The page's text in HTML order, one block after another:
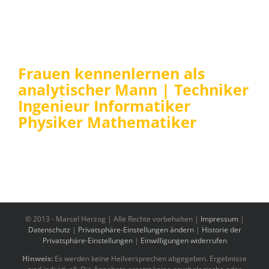
Frauen kennenlernen als
analytischer Mann | Techniker
Ingenieur Informatiker
Physiker Mathematiker
© 2013 - Marcel Herzog | Alle Rechte vorbehalten | Impressum |
Datenschutz | Privatsphäre-Einstellungen ändern| Historie der
Privatsphäre-Einstellungen| Einwilligungen widerrufen
Hinweis: Es werden keine Heilversprechen abgegeben. Ergebnisse